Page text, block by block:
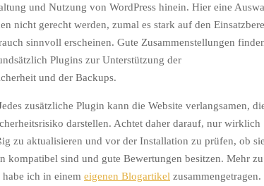
und Nutzung von WordPress hinein. Hier eine
nicht gerecht werden, zumal es stark auf den
sinnvoll erscheinen. Gute Zusammenstellungen
Plugins zur Unterstützung der
und der Backups.
zusätzliche Plugin kann die Website verlangsamen,
darstellen. Achtet daher darauf, nur wirklich
zu aktualisieren und vor der Installation zu prüfen, ob sie
kompatibel sind und gute Bewertungen besitzen. Mehr zu
habe ich in einem eigenen Blogartikel zusammengetragen.